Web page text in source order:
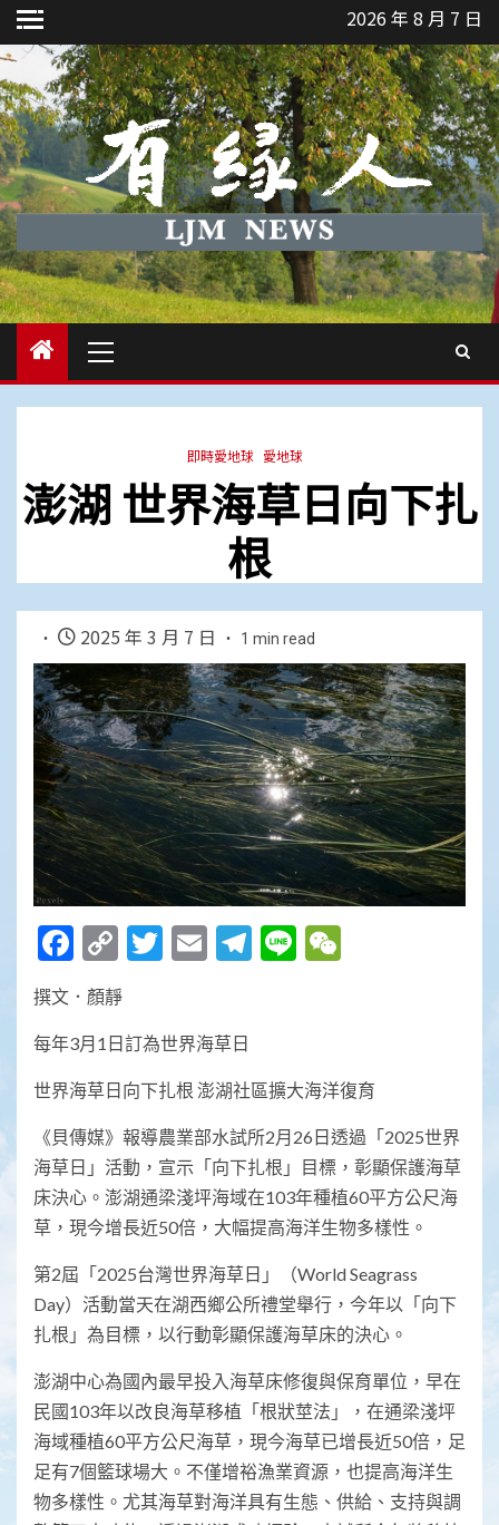
Skip
to
content
2026 年 8 月 7 日
Menu
即時愛地球 愛地球
澎湖 世界海草日向下扎
根
2025 年 3 月 7 日 1 min read
Facebook
Copy
Link
Twitter
EmailTelegram
Line
撰文．顏靜
每年3月1日訂為世界海草日
世界海草日向下扎根 澎湖社區擴大海洋復育
《貝傳媒》報導農業部水試所2月26日透過「2025世界
海草日」活動，宣示「向下扎根」目標，彰顯保護海草
床決心。澎湖通梁淺坪海域在103年種植60平方公尺海
草，現今增長近50倍，大幅提高海洋生物多樣性。
第2屆「2025台灣世界海草日」（World Seagrass
Day）活動當天在湖西鄉公所禮堂舉行，今年以「向下
扎根」為目標，以行動彰顯保護海草床的決心。
澎湖中心為國內最早投入海草床修復與保育單位，早在
民國103年以改良海草移植「根狀莖法」，在通梁淺坪
海域種植60平方公尺海草，現今海草已增長近50倍，足
足有7個籃球場大。不僅增裕漁業資源，也提高海洋生
物多樣性。尤其海草對海洋具有生態、供給、支持與調